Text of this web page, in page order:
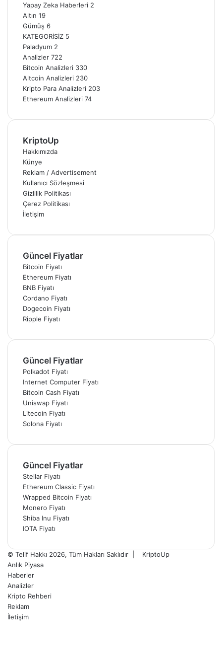
Yapay Zeka Haberleri 2
Altın 19
Gümüş 6
KATEGORİSİZ 5
Paladyum 2
Analizler 722
Bitcoin Analizleri 330
Altcoin Analizleri 230
Kripto Para Analizleri 203
Ethereum Analizleri 74
KriptoUp
Hakkımızda
Künye
Reklam / Advertisement
Kullanıcı Sözleşmesi
Gizlilik Politikası
Çerez Politikası
İletişim
Güncel Fiyatlar
Bitcoin Fiyatı
Ethereum Fiyatı
BNB Fiyatı
Cordano Fiyatı
Dogecoin Fiyatı
Ripple Fiyatı
Güncel Fiyatlar
Polkadot Fiyatı
Internet Computer Fiyatı
Bitcoin Cash Fiyatı
Uniswap Fiyatı
Litecoin Fiyatı
Solona Fiyatı
Güncel Fiyatlar
Stellar Fiyatı
Ethereum Classic Fiyatı
Wrapped Bitcoin Fiyatı
Monero Fiyatı
Shiba Inu Fiyatı
IOTA Fiyatı
© Telif Hakkı 2026, Tüm Hakları Saklıdır |
KriptoUp
Anlık Piyasa
Haberler
Analizler
Kripto Rehberi
Reklam
İletişim